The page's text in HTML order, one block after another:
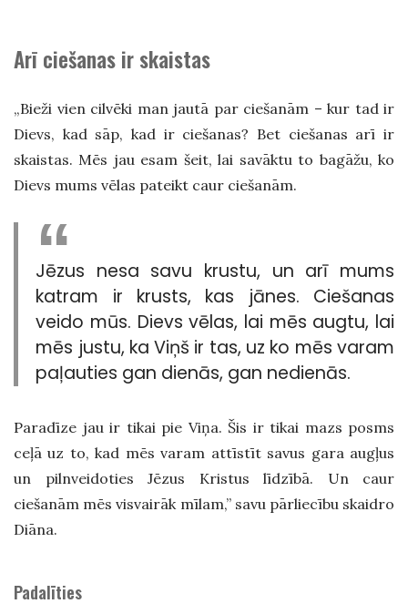
Arī ciešanas ir skaistas
„Bieži vien cilvēki man jautā par ciešanām – kur tad ir
Dievs, kad sāp, kad ir ciešanas? Bet ciešanas arī ir
skaistas. Mēs jau esam šeit, lai savāktu to bagāžu, ko
Dievs mums vēlas pateikt caur ciešanām.
Jēzus nesa savu krustu, un arī mums
katram ir krusts, kas jānes. Ciešanas
veido mūs. Dievs vēlas, lai mēs augtu, lai
mēs justu, ka Viņš ir tas, uz ko mēs varam
paļauties gan dienās, gan nedienās.
Paradīze jau ir tikai pie Viņa. Šis ir tikai mazs posms
ceļā uz to, kad mēs varam attīstīt savus gara augļus
un pilnveidoties Jēzus Kristus līdzībā. Un caur
ciešanām mēs visvairāk mīlam,” savu pārliecību skaidro
Diāna.
Padalīties